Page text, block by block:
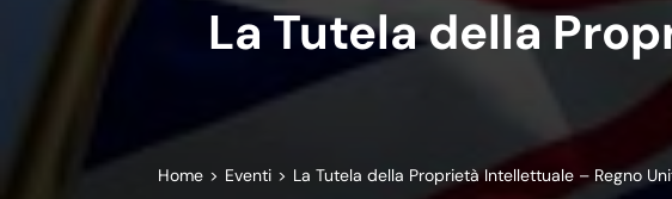
La Tutela della
Home > Eventi > La Tutela della Proprietà Intellettuale – Regno